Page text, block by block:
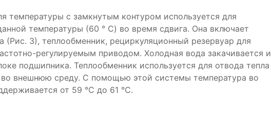
температуры с замкнутым контуром используется для
температуры (60 ° C) во время сдвига. Она включает
(Рис. 3), теплообменник, рециркуляционный резервуар для
регулируемым приводом. Холодная вода закачивается и
подшипника. Теплообменник используется для отвода тепла
во внешнюю среду. С помощью этой системы температура во
от 59 °C до 61 °C.